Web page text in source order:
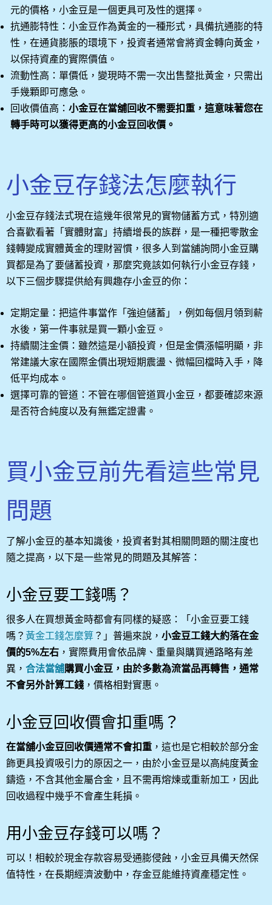
元的價格，小金豆是一個更具可及性的選擇。
抗通膨特性：小金豆作為黃金的一種形式，具備抗通膨的特
性，在通貨膨脹的環境下，投資者通常會將資金轉向黃金，
以保持資產的實際價值。
流動性高：單價低，變現時不需一次出售整批黃金，只需出
手幾顆即可應急。
回收價值高： 小金豆在當舖回收不需要扣重，這意味著您在
轉手時可以獲得更高的小金豆回收價。
小金豆存錢法怎麼執行
小金豆存錢法式現在這幾年很常見的實物儲蓄方式，特別適
合喜歡看著「實體財富」持續增長的族群，是一種把零散金
錢轉變成實體黃金的理財習慣，很多人到當舖詢問小金豆購
買都是為了要儲蓄投資，那麼究竟該如何執行小金豆存錢，
以下三個步驟提供給有興趣存小金豆的你：
定期定量：把這件事當作「強迫儲蓄」，例如每個月領到薪
水後，第一件事就是買一顆小金豆。
持續關注金價：雖然這是小額投資，但是金價漲幅明顯，非
常建議大家在國際金價出現短期震盪、微幅回檔時入手，降
低平均成本。
選擇可靠的管道：不管在哪個管道買小金豆，都要確認來源
是否符合純度以及有無鑑定證書。
買小金豆前先看這些常見
問題
了解小金豆的基本知識後，投資者對其相關問題的關注度也
隨之提高，以下是一些常見的問題及其解答：
小金豆要工錢嗎？
很多人在買想黃金時都會有同樣的疑惑：「小金豆要工錢
嗎？ 黃金工錢怎麼算 ？」普遍來說， 小金豆工錢大約落在金
價的5%左右 ，實際費用會依品牌、重量與購買通路略有差
異， 合法當舖購買小金豆，由於多數為流當品再轉售，通常
不會另外計算工錢 ，價格相對實惠。
小金豆回收價會扣重嗎？
在當舖小金豆回收價通常不會扣重 ，這也是它相較於部分金
飾更具投資吸引力的原因之一，由於小金豆是以高純度黃金
鑄造，不含其他金屬合金，且不需再熔煉或重新加工，因此
回收過程中幾乎不會產生耗損。
用小金豆存錢可以嗎？
可以！相較於現金存款容易受通膨侵蝕，小金豆具備天然保
值特性，在長期經濟波動中，存金豆能維持資產穩定性。